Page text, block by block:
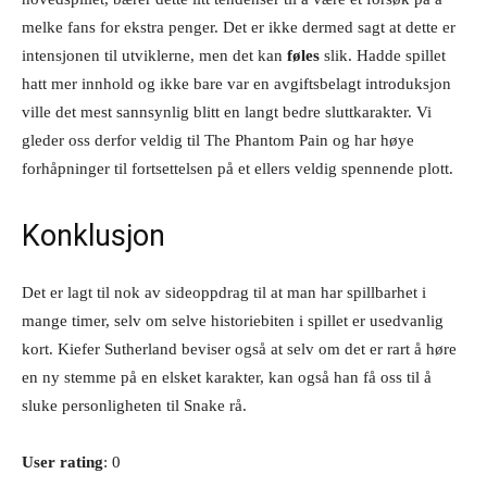
melke fans for ekstra penger. Det er ikke dermed sagt at dette er
intensjonen til utviklerne, men det kan føles slik. Hadde spillet
hatt mer innhold og ikke bare var en avgiftsbelagt introduksjon
ville det mest sannsynlig blitt en langt bedre sluttkarakter. Vi
gleder oss derfor veldig til The Phantom Pain og har høye
forhåpninger til fortsettelsen på et ellers veldig spennende plott.
Konklusjon
Det er lagt til nok av sideoppdrag til at man har spillbarhet i
mange timer, selv om selve historiebiten i spillet er usedvanlig
kort. Kiefer Sutherland beviser også at selv om det er rart å høre
en ny stemme på en elsket karakter, kan også han få oss til å
sluke personligheten til Snake rå.
User rating: 0